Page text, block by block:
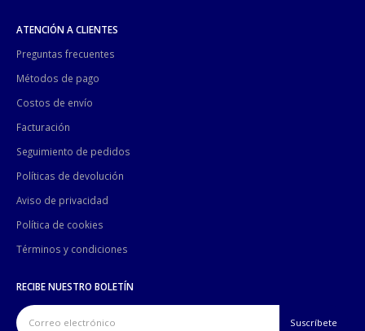
ATENCIÓN A CLIENTES
Preguntas frecuentes
Métodos de pago
Costos de envío
Facturación
Seguimiento de pedidos
Políticas de devolución
Aviso de privacidad
Política de cookies
Términos y condiciones
RECIBE NUESTRO BOLETÍN